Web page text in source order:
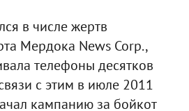
в числе жертв
Мердока News Corp.,
телефоны десятков
с этим в июле 2011
кампанию за бойкот